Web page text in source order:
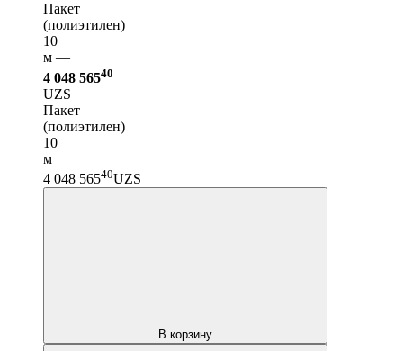
Пакет
(полиэтилен)
10
м —
4 048 56540
UZS
Пакет
(полиэтилен)
10
м
4 048 56540UZS
В корзину